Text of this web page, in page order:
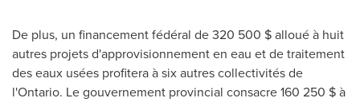
De plus, un financement fédéral de 320 500 $ alloué à huit
autres projets d'approvisionnement en eau et de traitement
des eaux usées profitera à six autres collectivités de
l'Ontario. Le gouvernement provincial consacre 160 250 $ à